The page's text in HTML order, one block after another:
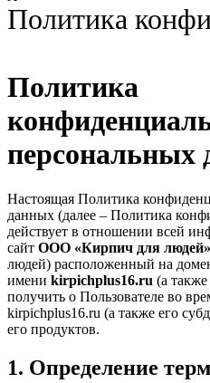
Политика
Политика
персональных
Настоящая Политика
данных (далее – Политика
действует в отношении всей
сайт ООО «Кирпич для людей»
людей) расположенный на
имени kirpichplus16.ru (а
получить о Пользователе во
kirpichplus16.ru (а также его
его продуктов.
1. Определение